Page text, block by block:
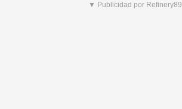
▼ Publicidad por Refinery89